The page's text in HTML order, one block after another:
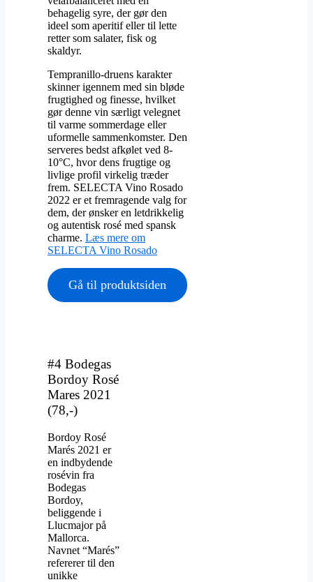
behagelig syre, der gør den
ideel som aperitif eller til lette
retter som salater, fisk og
skaldyr.
Tempranillo-druens karakter
skinner igennem med sin bløde
frugtighed og finesse, hvilket
gør denne vin særligt velegnet
til varme sommerdage eller
uformelle sammenkomster. Den
serveres bedst afkølet ved 8-
10°C, hvor dens frugtige og
livlige profil virkelig træder
frem. SELECTA Vino Rosado
2022 er et fremragende valg for
dem, der ønsker en letdrikkelig
og autentisk rosé med spansk
charme. Læs mere om
SELECTA Vino Rosado
Gå til produktsiden
#4 Bodegas
Bordoy Rosé
Mares 2021
(78,-)
Bordoy Rosé
Marés 2021 er
en indbydende
rosévin fra
Bodegas
Bordoy,
beliggende i
Llucmajor på
Mallorca.
Navnet “Marés”
refererer til den
unikke